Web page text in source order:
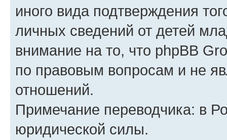
иного вида подтверждения
личных сведений от детей
внимание на то, что phpBB
по правовым вопросам и не
отношений.
Примечание переводчика: в
юридической силы.